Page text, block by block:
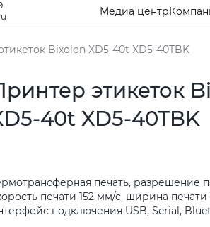
Медиа центр
Bixolon XD5-40t XD5-40TBK
этикеток
40t XD5-40TBK
печать, разрешение
печати 152 мм/с, ширина печати
подключения USB, Serial,